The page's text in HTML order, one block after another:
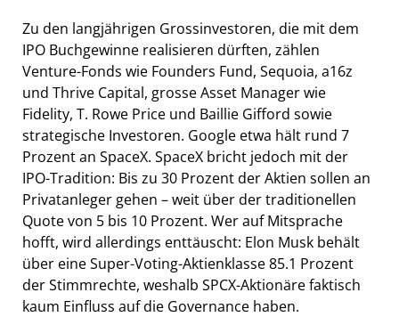
Zu den langjährigen Grossinvestoren, die mit dem
IPO Buchgewinne realisieren dürften, zählen
Venture-Fonds wie Founders Fund, Sequoia, a16z
und Thrive Capital, grosse Asset Manager wie
Fidelity, T. Rowe Price und Baillie Gifford sowie
strategische Investoren. Google etwa hält rund 7
Prozent an SpaceX. SpaceX bricht jedoch mit der
IPO-Tradition: Bis zu 30 Prozent der Aktien sollen an
Privatanleger gehen – weit über der traditionellen
Quote von 5 bis 10 Prozent. Wer auf Mitsprache
hofft, wird allerdings enttäuscht: Elon Musk behält
über eine Super-Voting-Aktienklasse 85.1 Prozent
der Stimmrechte, weshalb SPCX-Aktionäre faktisch
kaum Einfluss auf die Governance haben.